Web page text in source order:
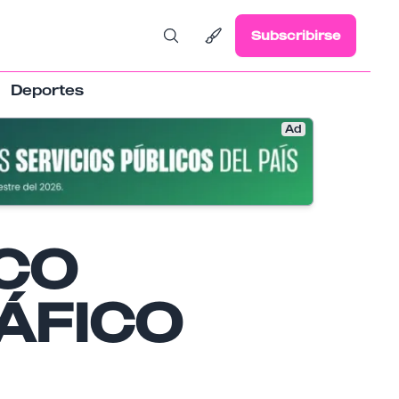
Subscribirse
Deportes
Ad